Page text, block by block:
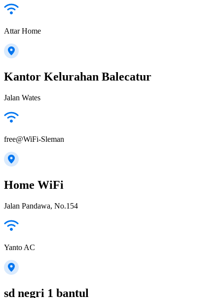
Attar Home
Kantor Kelurahan Balecatur
Jalan Wates
free@WiFi-Sleman
Home WiFi
Jalan Pandawa, No.154
Yanto AC
sd negri 1 bantul